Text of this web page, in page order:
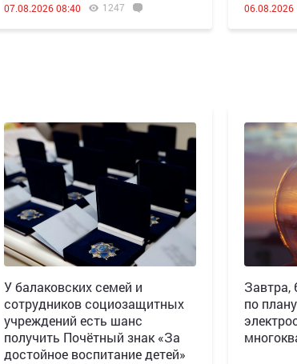
07.08.2026 08:40 1247 06.08.2026
У балаковских семей и
сотрудников социозащитных
учреждений есть шанс
получить Почётный знак «За
достойное воспитание детей»
Завтра,
по